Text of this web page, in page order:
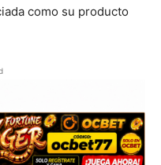
como su producto